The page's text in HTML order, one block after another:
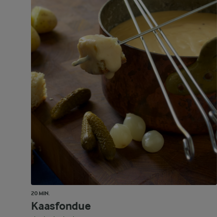
20 MIN.
Kaasfondue